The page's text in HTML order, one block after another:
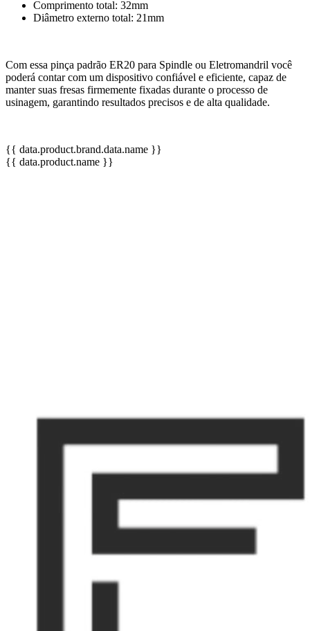
Comprimento total: 32mm
Diâmetro externo total: 21mm
Com essa pinça padrão ER20 para Spindle ou Eletromandril você
poderá contar com um dispositivo confiável e eficiente, capaz de
manter suas fresas firmemente fixadas durante o processo de
usinagem, garantindo resultados precisos e de alta qualidade.
{{ data.product.brand.data.name }}
{{ data.product.name }}